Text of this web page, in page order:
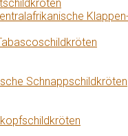
Schnappschildkröten